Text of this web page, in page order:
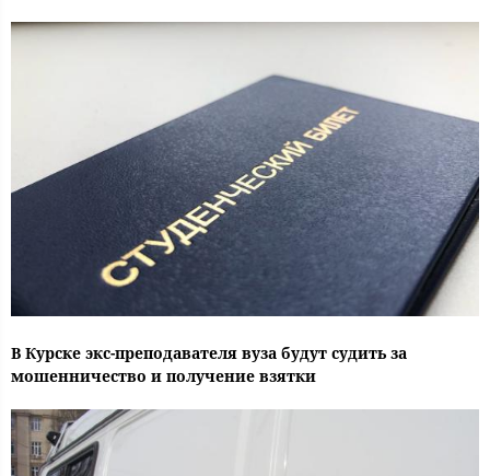
В Курске экс-преподавателя вуза будут судить за
мошенничество и получение взятки